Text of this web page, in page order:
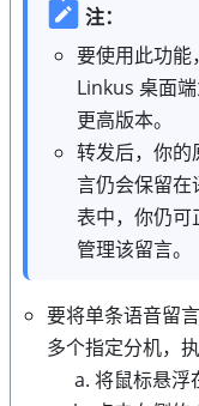
注：
要使用此功能
Linkus 桌面
更高版本。
转发后，你的
言仍会保留在
表中，你仍可
管理该留言。
要将单条语音留
多个指定分机，
将鼠标悬浮